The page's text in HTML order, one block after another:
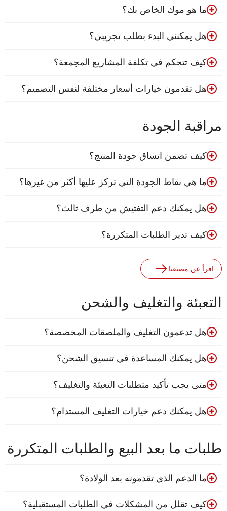
ما هو موك الخاص بك؟
هل يمكنني البدء بطلب تجريبي؟
كيف تتحكم في تكلفة المشاريع المجمعة؟
هل تقدمون خيارات أسعار مختلفة لنفس التصميم؟
مراقبة الجودة
كيف تضمن اتساق جودة المنتج؟
ما هي نقاط الجودة التي تركز عليها أكثر من غيرها؟
هل يمكنك دعم التفتيش من طرف ثالث؟
كيف تدير الطلبات المتكررة؟
اقرأ عن مصنعنا
التعبئة والتغليف والشحن
هل تدعمون التغليف والملصقات المخصصة؟
هل يمكنك المساعدة في تنسيق الشحن؟
متى يجب تأكيد متطلبات التعبئة والتغليف؟
هل يمكنك دعم خيارات التغليف المستدام؟
طلبات ما بعد البيع والطلبات المتكررة
ما الدعم الذي تقدمونه بعد الولادة؟
كيف تقلل من المشكلات في الطلبات المستقبلية؟